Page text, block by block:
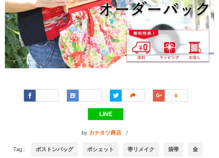
Twitter Google+
0
LINE
by カナタツ商店
Tag : ボストンバッグ ポシェット 帯リメイク 袋帯 金